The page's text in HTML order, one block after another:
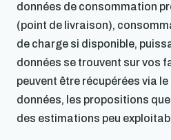
données de consommation
(point de livraison),
de charge si disponible,
données se trouvent sur vos
peuvent être récupérées via
données, les propositions
des estimations peu